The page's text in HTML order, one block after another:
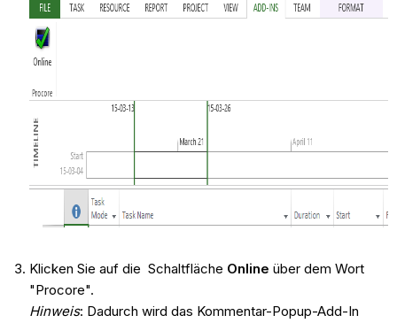
Klicken Sie auf die Schaltfläche Online über dem Wort
"Procore".
Hinweis: Dadurch wird das Kommentar-Popup-Add-In